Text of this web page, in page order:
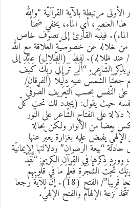
مرتبطة بالآية القرآنيّة “والله
أي الماء، يخفي ضمناً
فينبّه القارئ إلى تصوّف خاص
عن خصوصيّة العلاقة مع الله
ظلاله). لفظ (الظّلال) عائد إلى
الشّاعر. “أَلَمْ تَرَ إِلَىٰ رَبِّكَ كَيْفَ
الشَّمْسَ عَلَيْهِ دَلِيلًا (الفرقان/
النّفس بحسب التّعريف الصّوفيّ
حيث يقول: (يجدّد لك تحت كلّ
على انفتاح الشّاعر على النّور
من الأنوار ولكن بحالة
يفيض عليه بغزارة يعبّر عنها
الرّضوان” ودلالتها الإيمانيّة
ذكرها في القرآن الكريم: “لَّقَدْ
الشَّجَرَةِ فَعَلِمَ مَا فِي قُلُوبِهِمْ
فَأَنزَلَ السَّكِينَةَ عَلَيْهِمْ وَأَثَابَهُمْ فَتْحًا قَرِيبًا”/ الفتح (18). إنّ للآية رجعا
الإلهام والفتح الإلهيّ.